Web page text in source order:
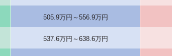
505.9万円～556.9万円
537.6万円～638.6万円